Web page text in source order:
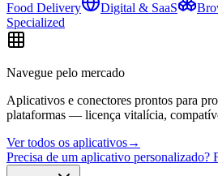
Food Delivery
Digital & SaaS
Specialized
Navegue pelo mercado
Aplicativos e conectores prontos para
plataformas — licença vitalícia,
Ver todos os aplicativos→
Precisa de um aplicativo personalizado?